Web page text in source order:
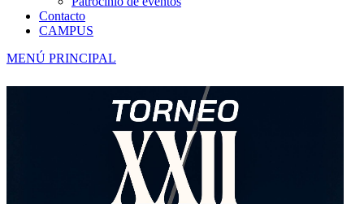
Contacto
CAMPUS
MENÚ PRINCIPAL